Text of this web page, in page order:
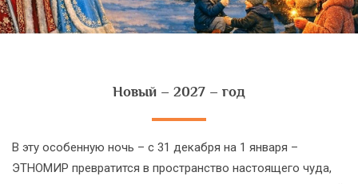
Новый – 2027 – год
В эту особенную ночь – с 31 декабря на 1 января –
ЭТНОМИР превратится в пространство настоящего чуда,